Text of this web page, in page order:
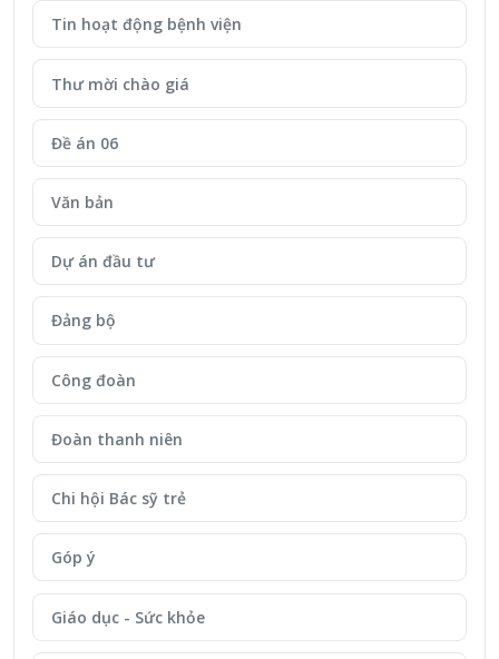
Tin hoạt động bệnh viện
Thư mời chào giá
Đề án 06
Văn bản
Dự án đầu tư
Đảng bộ
Công đoàn
Đoàn thanh niên
Chi hội Bác sỹ trẻ
Góp ý
Giáo dục - Sức khỏe